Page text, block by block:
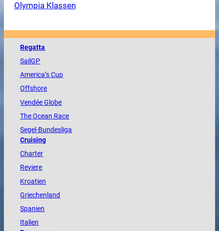
Olympia Klassen
Regatta
SailGP
America’s Cup
Offshore
VendéeGlobe
TheOcean Race
Segel-Bundesliga
Cruising
Charter
Reviere
Kroatien
Griechenland
Spanien
Italien